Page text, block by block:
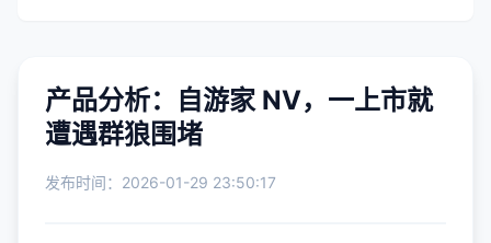
产品分析：自游家 NV，一上市就
遭遇群狼围堵
发布时间：2026-01-29 23:50:17